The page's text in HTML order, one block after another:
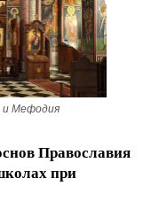
и Мефодия
Православия
при